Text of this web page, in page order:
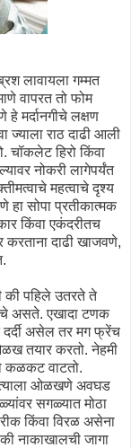
लावायला गम्मत
वापरत तो फोम
मर्दानगीचे लक्षण
ज्याला राठ दाढी आली
चॉकलेट हिरो किंवा
नोकरी लागेपर्यंत
महत्वाचे दृश्य
हा सोपा प्रतीकात्मक
किंवा एकंदरीतच
दाढी खाजवणे,
की पहिले उतरते ते
असते. एखादा टणक
असेल तर मग फ्रेंच
तयार करतो. नेहमी
कळकट वाटतो.
त्याला ओळखणे अवघड
सगळ्यात मोठा
किंवा विरळ असेना
नाकाखालची जागा